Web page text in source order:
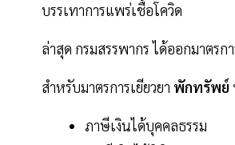
บรรเทาการแพร่เชื้อโควิด
ล่าสุด กรมสรรพากร ได้ออกมาตรก
สำหรับมาตรการเยียวยา พักทรัพย์
ภาษีเงินได้บุคคลธรรม